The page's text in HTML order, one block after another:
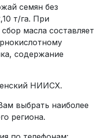
семян без
т/га. При
масла составляет
содержание
НИИСХ.
выбрать наиболее
региона.